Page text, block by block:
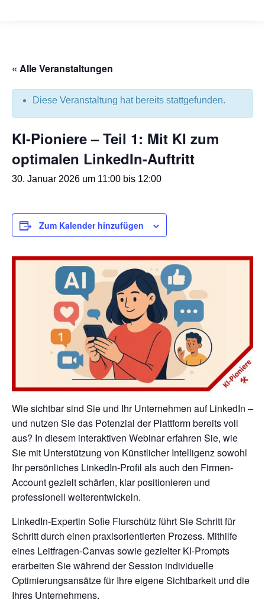
« Alle Veranstaltungen
Diese Veranstaltung hat bereits stattgefunden.
KI-Pioniere – Teil 1: Mit KI zum
optimalen LinkedIn-Auftritt
30. Januar 2026 um 11:00 bis 12:00
Wie sichtbar sind Sie und Ihr Unternehmen auf LinkedIn –
und nutzen Sie das Potenzial der Plattform bereits voll
aus? In diesem interaktiven Webinar erfahren Sie, wie
Sie mit Unterstützung von Künstlicher Intelligenz sowohl
Ihr persönliches LinkedIn-Profil als auch den Firmen-
Account gezielt schärfen, klar positionieren und
professionell weiterentwickeln.
LinkedIn-Expertin Sofie Flurschütz führt Sie Schritt für
Schritt durch einen praxisorientierten Prozess. Mithilfe
eines Leitfragen-Canvas sowie gezielter KI-Prompts
erarbeiten Sie während der Session individuelle
Optimierungsansätze für Ihre eigene Sichtbarkeit und die
Ihres Unternehmens.
Zum Kalender hinzufügen